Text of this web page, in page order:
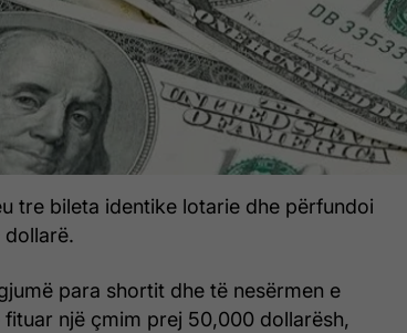
tre bileta identike lotarie dhe përfundoi
dollarë.
para shortit dhe të nesërmen e
një çmim prej 50,000 dollarësh,